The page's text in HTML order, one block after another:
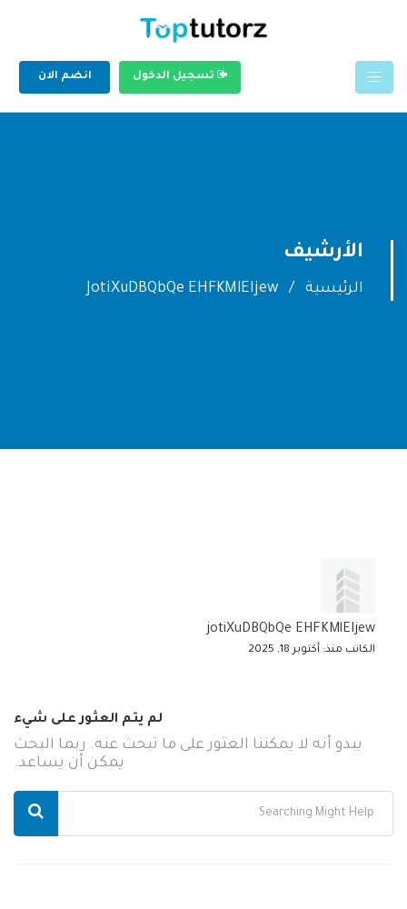
تسجيل الدخول انضم الان
الأرشيف
الرئيسية JotiXuDBQbQe EHFKMlEIjew
jotiXuDBQbQe EHFKMlEIjew
الكاتب منذ: أكتوبر 18, 2025
لم يتم العثور على شيء
يبدو أنه لا يمكننا العثور على ما تبحث عنه. ربما البحث
يمكن أن يساعد.